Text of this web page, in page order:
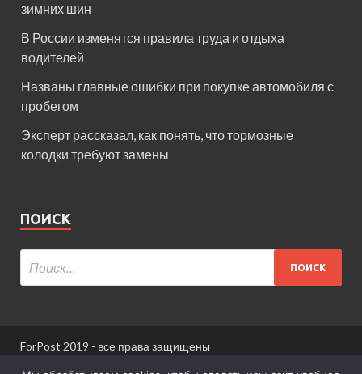
зимних шин
В России изменятся правила труда и отдыха
водителей
Названы главные ошибки при покупке автомобиля с
пробегом
Эксперт рассказал, как понять, что тормозные
колодки требуют замены
ПОИСК
ForPost 2019 - все права защищены
При использовании материалов сайта ссылка